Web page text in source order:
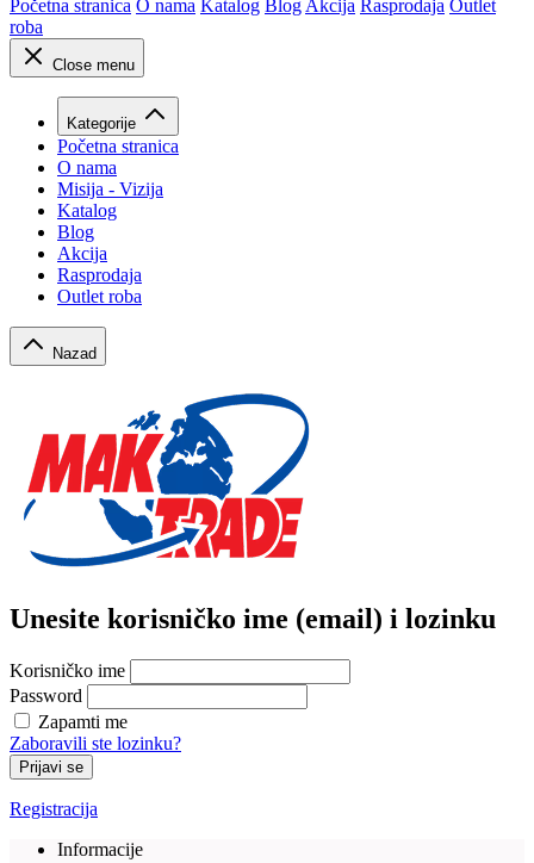
Početna stranica O nama Katalog Blog Akcija Rasprodaja Outlet
roba
Close menu
Kategorije
Početna stranica
O nama
Misija - Vizija
Katalog
Blog
Akcija
Rasprodaja
Outlet roba
Nazad
Unesite korisničko ime (email) i lozinku
Korisničko ime
Password
Zapamti me
Zaboravili ste lozinku?
Prijavi se
Registracija
Informacije